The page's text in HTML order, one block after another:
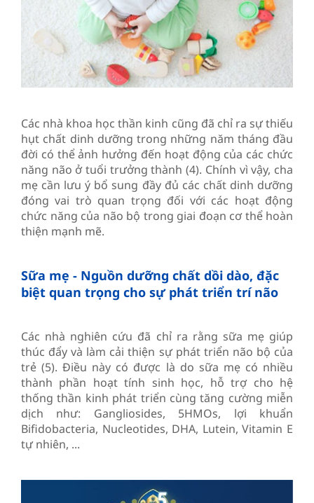
Các nhà khoa học thần kinh cũng đã chỉ ra sự thiếu
hụt chất dinh dưỡng trong những năm tháng đầu
đời có thể ảnh hưởng đến hoạt động của các chức
năng não ở tuổi trưởng thành (4). Chính vì vậy, cha
mẹ cần lưu ý bổ sung đầy đủ các chất dinh dưỡng
đóng vai trò quan trọng đối với các hoạt động
chức năng của não bộ trong giai đoạn cơ thể hoàn
thiện mạnh mẽ.
Sữa mẹ - Nguồn dưỡng chất dồi dào, đặc
biệt quan trọng cho sự phát triển trí não
Các nhà nghiên cứu đã chỉ ra rằng sữa mẹ giúp
thúc đẩy và làm cải thiện sự phát triển não bộ của
trẻ (5). Điều này có được là do sữa mẹ có nhiều
thành phần hoạt tính sinh học, hỗ trợ cho hệ
thống thần kinh phát triển cùng tăng cường miễn
dịch như: Gangliosides, 5HMOs, lợi khuẩn
Bifidobacteria, Nucleotides, DHA, Lutein, Vitamin E
tự nhiên, ...